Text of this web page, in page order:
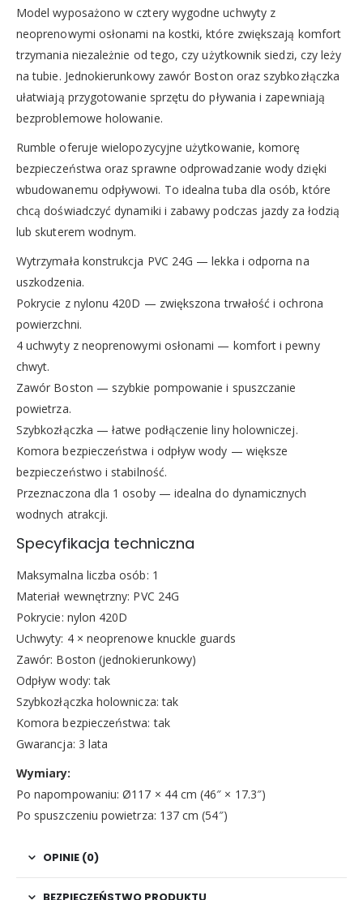
Model wyposażono w cztery wygodne uchwyty z
neoprenowymi osłonami na kostki, które zwiększają komfort
trzymania niezależnie od tego, czy użytkownik siedzi, czy leży
na tubie. Jednokierunkowy zawór Boston oraz szybkozłączka
ułatwiają przygotowanie sprzętu do pływania i zapewniają
bezproblemowe holowanie.
Rumble oferuje wielopozycyjne użytkowanie, komorę
bezpieczeństwa oraz sprawne odprowadzanie wody dzięki
wbudowanemu odpływowi. To idealna tuba dla osób, które
chcą doświadczyć dynamiki i zabawy podczas jazdy za łodzią
lub skuterem wodnym.
Wytrzymała konstrukcja PVC 24G — lekka i odporna na
uszkodzenia.
Pokrycie z nylonu 420D — zwiększona trwałość i ochrona
powierzchni.
4 uchwyty z neoprenowymi osłonami — komfort i pewny
chwyt.
Zawór Boston — szybkie pompowanie i spuszczanie
powietrza.
Szybkozłączka — łatwe podłączenie liny holowniczej.
Komora bezpieczeństwa i odpływ wody — większe
bezpieczeństwo i stabilność.
Przeznaczona dla 1 osoby — idealna do dynamicznych
wodnych atrakcji.
Specyfikacja techniczna
Maksymalna liczba osób: 1
Materiał wewnętrzny: PVC 24G
Pokrycie: nylon 420D
Uchwyty: 4 × neoprenowe knuckle guards
Zawór: Boston (jednokierunkowy)
Odpływ wody: tak
Szybkozłączka holownicza: tak
Komora bezpieczeństwa: tak
Gwarancja: 3 lata
Wymiary:
Po napompowaniu: Ø117 × 44 cm (46″ × 17.3″)
Po spuszczeniu powietrza: 137 cm (54″)
OPINIE (0)